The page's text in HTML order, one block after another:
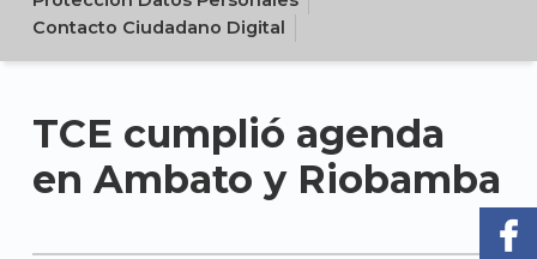
Contacto Ciudadano Digital
TCE cumplió agenda
en Ambato y Riobamba